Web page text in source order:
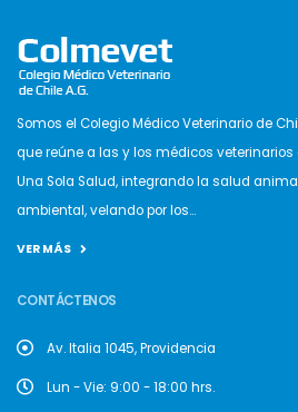
Somos el Colegio Médico Veterinario de
que reúne a las y los médicos veterinarios
Una Sola Salud, integrando la salud
ambiental, velando por los...
VER MÁS
CONTÁCTENOS
Av. Italia 1045, Providencia
Lun - Vie: 9:00 - 18:00 hrs.